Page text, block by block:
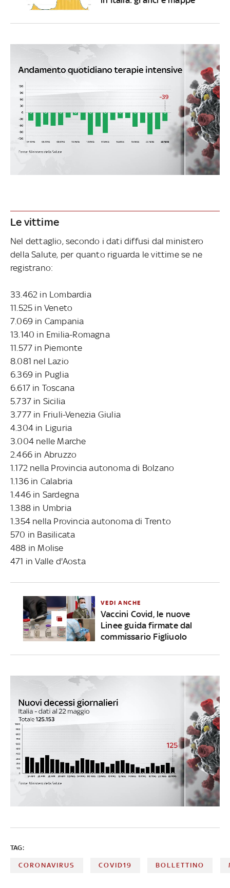
Le vittime
Nel dettaglio, secondo i dati diffusi dal ministero
della Salute, per quanto riguarda le vittime se ne
registrano:
33.462 in Lombardia
11.525 in Veneto
7.069 in Campania
13.140 in Emilia-Romagna
11.577 in Piemonte
8.081 nel Lazio
6.369 in Puglia
6.617 in Toscana
5.737 in Sicilia
3.777 in Friuli-Venezia Giulia
4.304 in Liguria
3.004 nelle Marche
2.466 in Abruzzo
1.172 nella Provincia autonoma di Bolzano
1.136 in Calabria
1.446 in Sardegna
1.388 in Umbria
1.354 nella Provincia autonoma di Trento
570 in Basilicata
488 in Molise
471 in Valle d'Aosta
VEDI ANCHE
Vaccini Covid, le nuove
Linee guida firmate dal
commissario Figliuolo
TAG:
CORONAVIRUS COVID19 BOLLETTINO